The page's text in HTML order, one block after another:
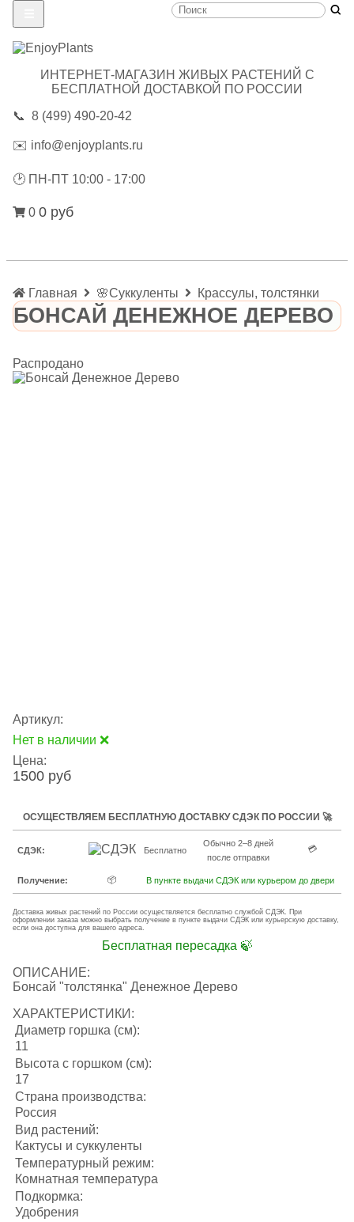
ИНТЕРНЕТ-МАГАЗИН ЖИВЫХ РАСТЕНИЙ С
БЕСПЛАТНОЙ ДОСТАВКОЙ ПО РОССИИ
📞 8 (499) 490-20-42
✉️ info@enjoyplants.ru
🕑 ПН-ПТ 10:00 - 17:00
0 0 руб
Главная 🌸Суккуленты Крассулы, толстянки
БОНСАЙ ДЕНЕЖНОЕ ДЕРЕВО
Распродано
Артикул:
Нет в наличии ❌
Цена:
1500 руб
ОСУЩЕСТВЛЯЕМ БЕСПЛАТНУЮ ДОСТАВКУ СДЭК ПО РОССИИ 🚀
СДЭК: Бесплатно
Обычно 2–8 дней
после отправки
💳
Получение: 📦 В пункте выдачи СДЭК или курьером до двери
Доставка живых растений по России осуществляется бесплатно службой СДЭК. При
оформлении заказа можно выбрать получение в пункте выдачи СДЭК или курьерскую доставку,
если она доступна для вашего адреса.
Бесплатная пересадка 🍃
ОПИСАНИЕ:
Бонсай "толстянка" Денежное Дерево
ХАРАКТЕРИСТИКИ:
Диаметр горшка (см):
11
Высота с горшком (см):
17
Страна производства:
Россия
Вид растений:
Кактусы и суккуленты
Температурный режим:
Комнатная температура
Подкормка:
Удобрения